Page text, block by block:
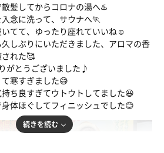
ート
フライも全部うまい👍炭水化物だら
髪してからコロナの湯へ♨️
念に洗って、サウナへ🏃
てて、ゆったり座れていいね☺️
しぶりにいただきました、アロマの香
れた🥰
がとうございました♪
寒すぎました😅
ち良すぎてウトウトしてました😆
体ほぐしてフィニッシュでした😊
続きを読む